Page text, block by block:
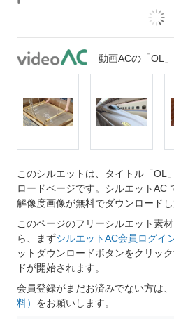
動画ACの「OL
このシルエットは、タイトル「OL
ロードページです。シルエットAC
解像度画像が無料でダウンロードし
このページのフリーシルエット素
ら、まずシルエットAC会員ログイ
ットダウンロードボタンをクリッ
ドが開始されます。
会員登録がまだお済みでない方は、
料） をお願いします。